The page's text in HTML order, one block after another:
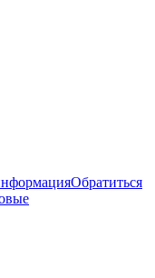
Обратиться